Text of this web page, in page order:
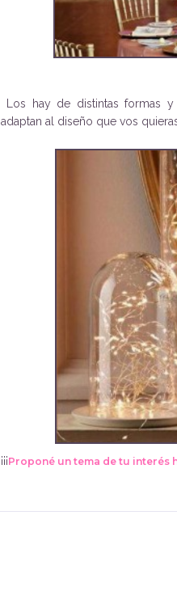
Los hay de distintas formas y
adaptan al diseño que vos
¡¡¡Proponé un tema de tu interés